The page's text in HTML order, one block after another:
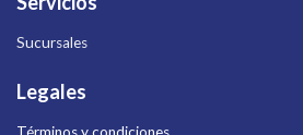
Sucursales
Legales